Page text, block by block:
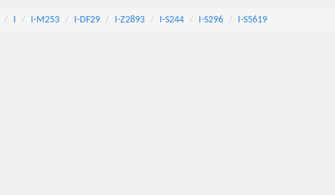
I I-M253 I-DF29 I-Z2893 I-S244 I-S296 I-S5619